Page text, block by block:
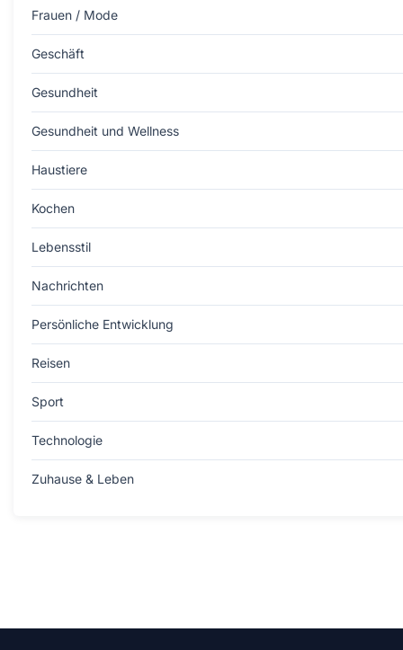
Frauen / Mode
Geschäft
Gesundheit
Gesundheit und Wellness
Haustiere
Kochen
Lebensstil
Nachrichten
Persönliche Entwicklung
Reisen
Sport
Technologie
Zuhause & Leben